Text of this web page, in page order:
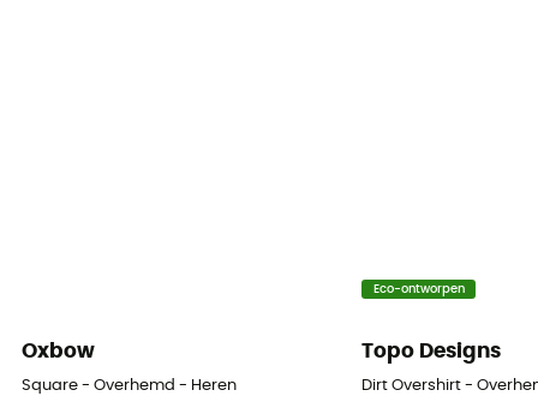
Oxbow
Square - Overhemd - Heren
Eco-ontworpen
Topo Designs
Dirt Overshirt -